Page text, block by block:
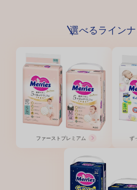
選べるライン
ファースト プレミアム ず